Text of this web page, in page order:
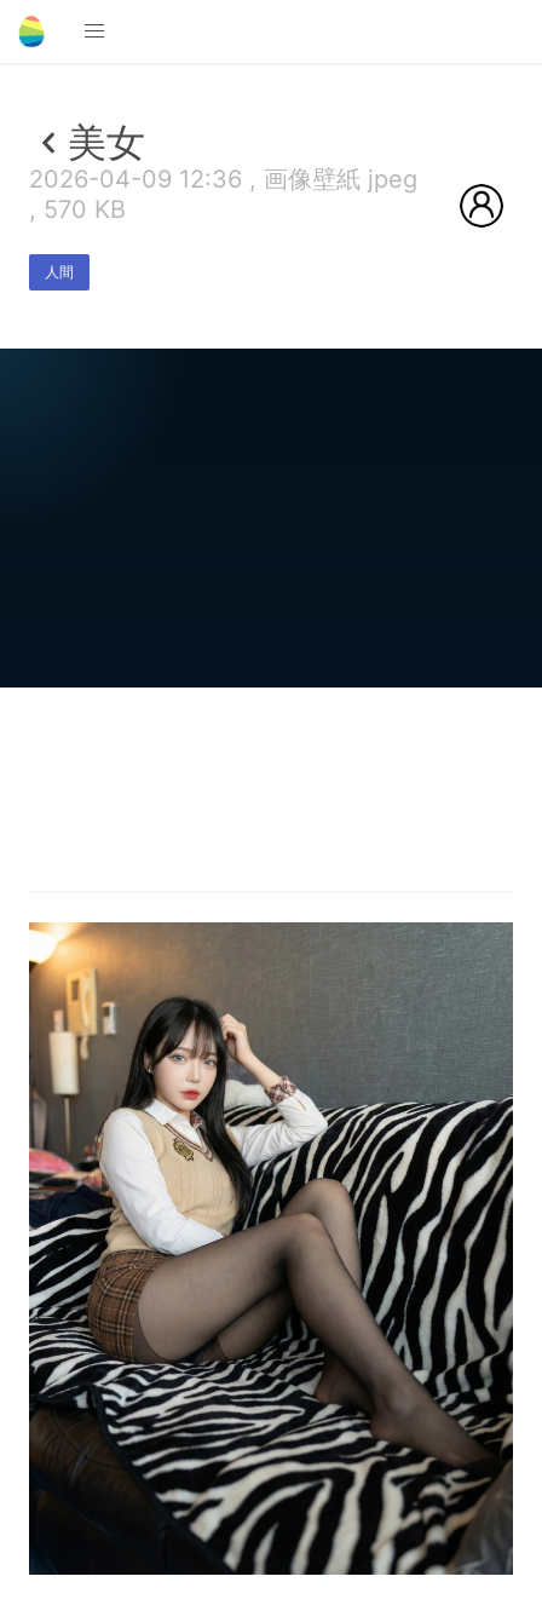
美女
2026-04-09 12:36 , 画像壁紙 jpeg
, 570 KB
人間